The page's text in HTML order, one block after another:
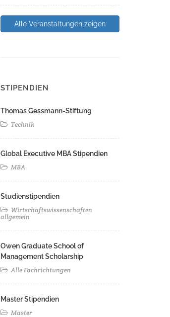
Alle Veranstaltungen zeigen
STIPENDIEN
Thomas Gessmann-Stiftung
Technik
Global Executive MBA Stipendien
MBA
Studienstipendien
Wirtschaftswissenschaften
allgemein
Owen Graduate School of
Management Scholarship
Alle Fachrichtungen
Master Stipendien
Master